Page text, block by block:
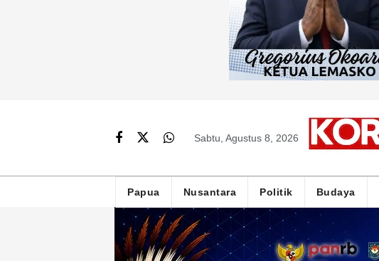
Sabtu, Agustus 8, 2026
Papua Nusantara Politik Budaya